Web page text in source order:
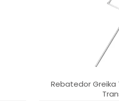
Rebatedor Greika